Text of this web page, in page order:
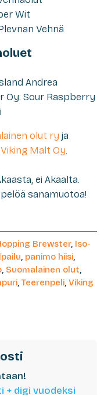
Wit
Vehnä
Andrea
Oy: Sour Raspberry
olut ry ja
Viking Malt Oy.
ei Akaalta.
sanamuotoa!
Brewster, Iso-
, panimo hiisi,
, Suomalainen olut,
, Teerenpeli, Viking
+ digi vuodeksi